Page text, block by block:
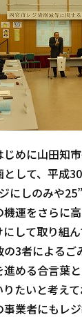
めに山田知
として、平成
にしのみや
運をさらに
して取り組
3者によるご
める合言葉
たいと考え
業者にもレ